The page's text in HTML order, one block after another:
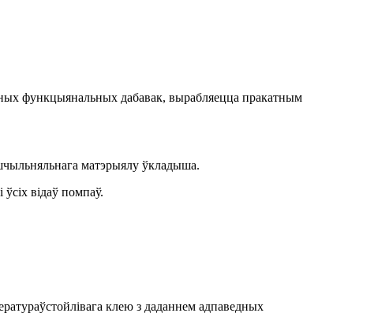
функцыянальных дабавак, вырабляецца пракатным
матэрыялу ўкладыша.
відаў помпаў.
клею з даданнем адпаведных